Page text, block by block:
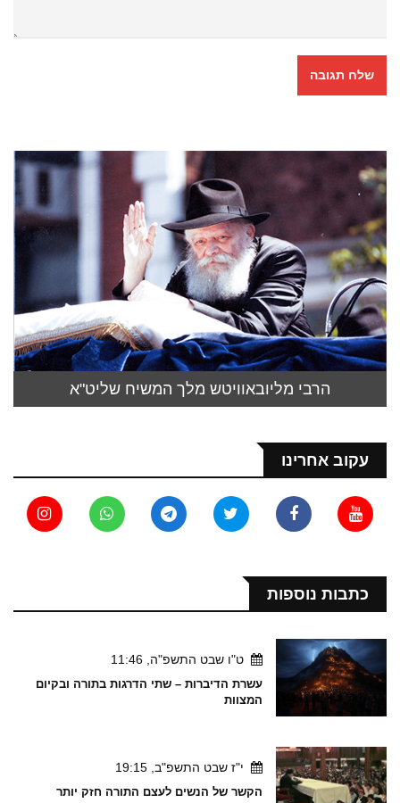
הרבי מליובאוויטש מלך המשיח שליט"א
עקוב אחרינו
כתבות נוספות
ט"ו שבט התשפ"ה, 11:46
עשרת הדיברות – שתי הדרגות בתורה ובקיום
המצוות
י"ז שבט התשפ"ב, 19:15
הקשר של הנשים לעצם התורה חזק יותר